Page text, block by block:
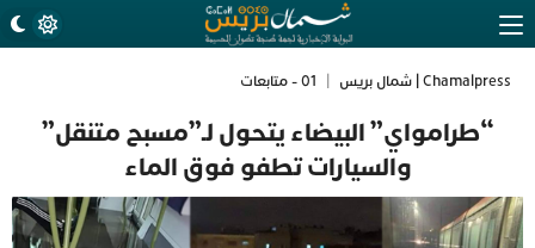
Chamalpress | شمال بريس 01 - متابعات
“طرامواي” البيضاء يتحول لـ”مسبح متنقل”
والسيارات تطفو فوق الماء